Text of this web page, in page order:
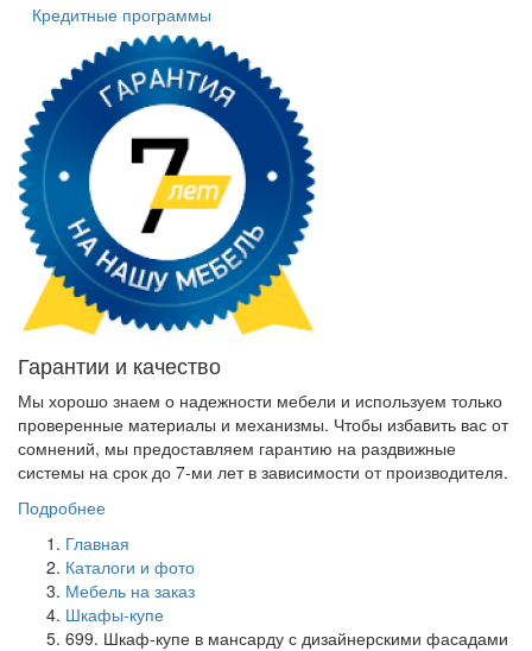
Кредитные программы
Гарантии и качество
Мы хорошо знаем о надежности мебели и используем только
проверенные материалы и механизмы. Чтобы избавить вас от
сомнений, мы предоставляем гарантию на раздвижные
системы на срок до 7-ми лет в зависимости от производителя.
Подробнее
Главная
Каталоги и фото
Мебель на заказ
Шкафы-купе
699. Шкаф-купе в мансарду с дизайнерскими фасадами